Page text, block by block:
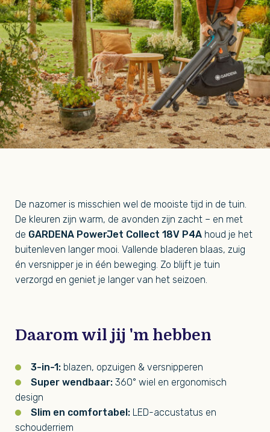
De nazomer is misschien wel de mooiste tijd in de tuin.
De kleuren zijn warm, de avonden zijn zacht – en met
de GARDENA PowerJet Collect 18V P4A houd je het
buitenleven langer mooi. Vallende bladeren blaas, zuig
én versnipper je in één beweging. Zo blijft je tuin
verzorgd en geniet je langer van het seizoen.
Daarom wil jij 'm hebben
3-in-1: blazen, opzuigen & versnipperen
Super wendbaar: 360° wiel en ergonomisch
design
Slim en comfortabel: LED-accustatus en
schouderriem